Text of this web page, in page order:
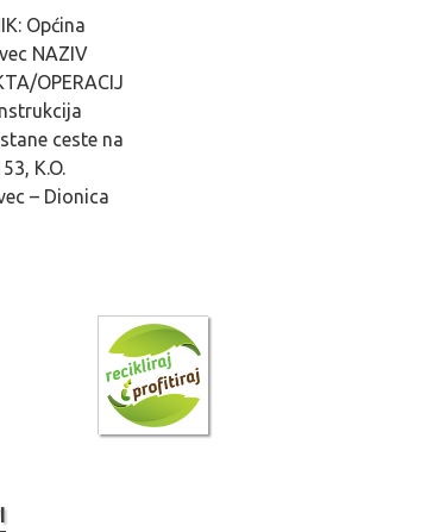
Općina
NAZIV
OPERACIJ
ceste na
K.O.
– Dionica